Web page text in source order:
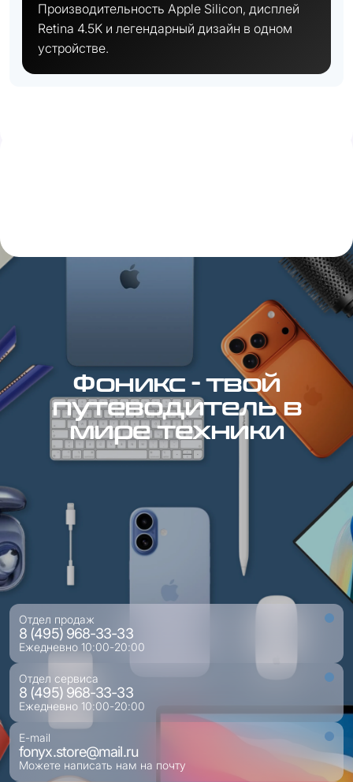
Производительность Apple Silicon, дисплей
Retina 4.5K и легендарный дизайн в одном
устройстве.
Фоникс - твой
путеводитель в
мире техники
Отдел продаж
8 (495) 968-33-33
Ежедневно 10:00-20:00
Отдел сервиса
8 (495) 968-33-33
Ежедневно 10:00-20:00
E-mail
fonyx.store@mail.ru
Можете написать нам на почту